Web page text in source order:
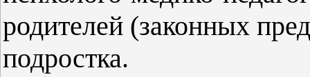
родителей (законных
подростка.